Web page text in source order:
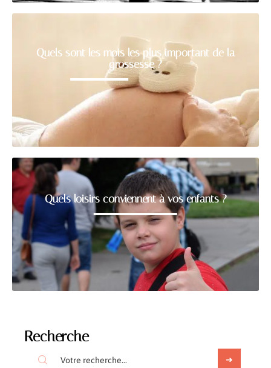
Quels sont les mois les plus important de la
grossesse ?
Quels loisirs conviennent à vos enfants ?
Recherche